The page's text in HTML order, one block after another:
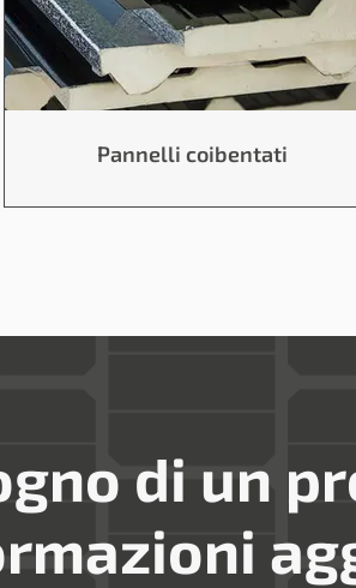
Pannelli coibentati
di un